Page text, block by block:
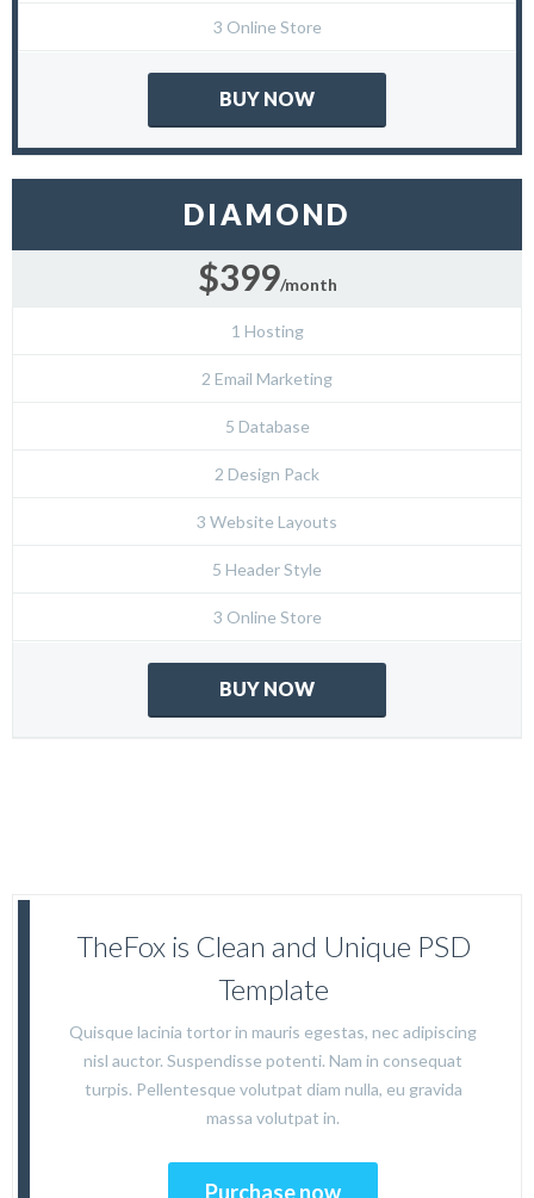
3 Online Store
BUY NOW
DIAMOND
$399/month
1 Hosting
2 Email Marketing
5 Database
2 Design Pack
3 Website Layouts
5 Header Style
3 Online Store
BUY NOW
TheFox is Clean and Unique PSD
Template
Quisque lacinia tortor in mauris egestas, nec adipiscing
nisl auctor. Suspendisse potenti. Nam in consequat
turpis. Pellentesque volutpat diam nulla, eu gravida
massa volutpat in.
Purchase now